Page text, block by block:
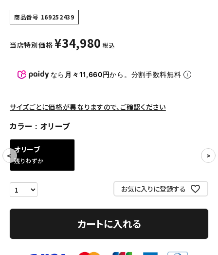
その他バッグ類
スニーカー・ブーツ
パンツ・ショーツ
SEASON
CONTENTS
ACCOUNT MENU
meeting_room
商品番号 169252439
当店特別価格 ¥34,980 税込
なら 月々11,660円から。分割手数料無料
サイズごとに価格が異なりますので、ご確認ください
カラー オリーブ
オリーブ
残りわずか
お気に入りに登録する
カートに入れる